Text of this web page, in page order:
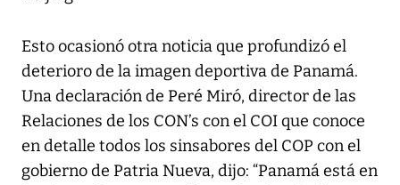
Esto ocasionó otra noticia que profundizó el
deterioro de la imagen deportiva de Panamá.
Una declaración de Peré Miró, director de las
Relaciones de los CON’s con el COI que conoce
en detalle todos los sinsabores del COP con el
gobierno de Patria Nueva, dijo: “Panamá está en